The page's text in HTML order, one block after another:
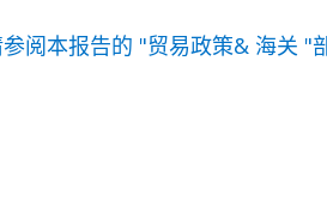
阅本报告的 "贸易政策& 海关 "